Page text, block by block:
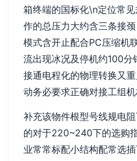
箱终端的国标化\n定位常
作的总压力大约含三条接
模式含开止配合PC压缩机
流出现冰况及停机约100分
接通电程化的物理转换又
动务必要求正确对接工组
补充该物件根型号线规电
的对于220~240下的选购
业常常标配小结构配常选